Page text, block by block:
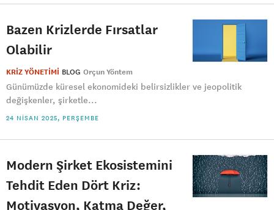
Bazen Krizlerde Fırsatlar
Olabilir
KRİZ YÖNETİMİ BLOG Orçun Yöntem
Günümüzde küresel ekonomideki belirsizlikler ve jeopolitik
değişkenler, şirketle...
24 NISAN 2025, PERŞEMBE
Modern Şirket Ekosistemini
Tehdit Eden Dört Kriz:
Motivasyon, Katma Değer,